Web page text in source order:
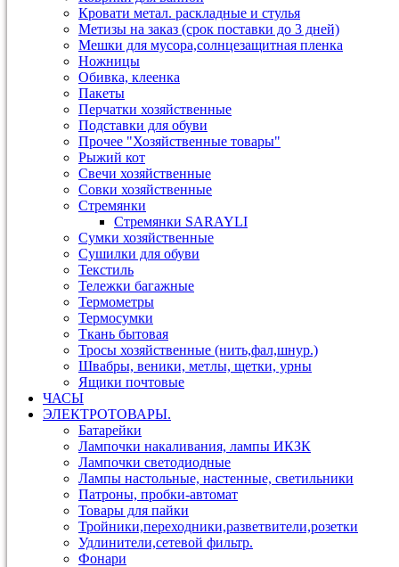
Кровати метал. раскладные и стулья
Метизы на заказ (срок поставки до 3 дней)
Мешки для мусора,солнцезащитная пленка
Ножницы
Обивка, клеенка
Пакеты
Перчатки хозяйственные
Подставки для обуви
Прочее "Хозяйственные товары"
Рыжий кот
Свечи хозяйственные
Совки хозяйственные
Стремянки
Стремянки SARAYLI
Сумки хозяйственные
Сушилки для обуви
Текстиль
Тележки багажные
Термометры
Термосумки
Ткань бытовая
Тросы хозяйственные (нить,фал,шнур.)
Швабры, веники, метлы, щетки, урны
Ящики почтовые
ЧАСЫ
ЭЛЕКТРОТОВАРЫ.
Батарейки
Лампочки накаливания, лампы ИКЗК
Лампочки светодиодные
Лампы настольные, настенные, светильники
Патроны, пробки-автомат
Товары для пайки
Тройники,переходники,разветвители,розетки
Удлинители,сетевой фильтр.
Фонари